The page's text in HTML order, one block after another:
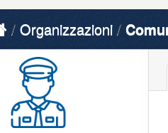
Organizzazioni